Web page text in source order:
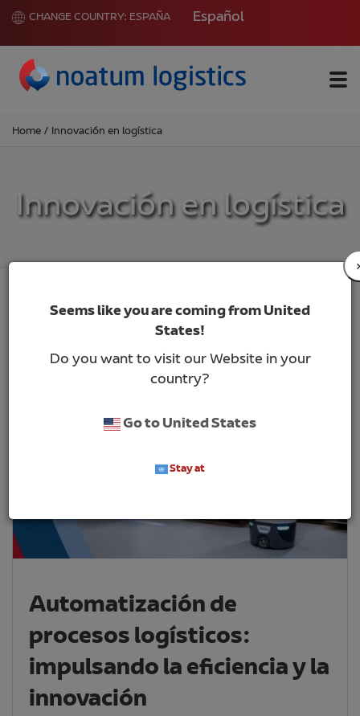
CHANGE COUNTRY: ESPAÑA Español
Home / Innovación en logística
Innovación en logística
Automatización de
procesos logísticos:
impulsando la eficiencia y la
innovación
Seems like you are coming from United
States!
Do you want to visit our Website in your
country?
Go to United States
Stay at